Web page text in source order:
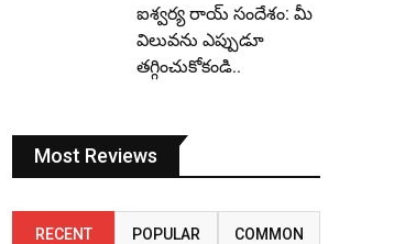
ఐశ్వర్య రాయ్ సందేశం: మీ
విలువను ఎప్పుడూ
తగ్గించుకోకండి..
Most Reviews
RECENT POPULAR COMMON